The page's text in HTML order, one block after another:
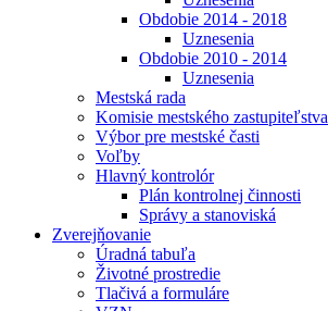
Obdobie 2014 - 2018
Uznesenia
Obdobie 2010 - 2014
Uznesenia
Mestská rada
Komisie mestského zastupiteľstva
Výbor pre mestské časti
Voľby
Hlavný kontrolór
Plán kontrolnej činnosti
Správy a stanoviská
Zverejňovanie
Úradná tabuľa
Životné prostredie
Tlačivá a formuláre